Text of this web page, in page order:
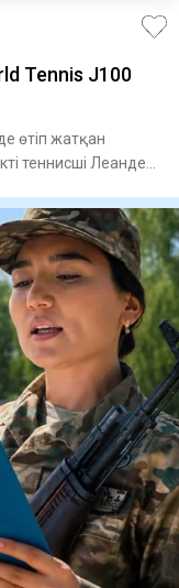
Tennis J100
өтіп жатқан
теннисші Леандер